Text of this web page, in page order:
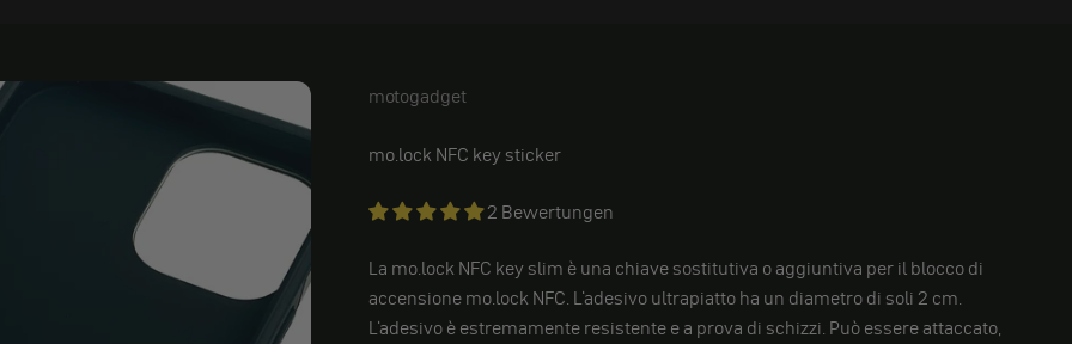
motogadget
motogadget
mo.lock NFC key sticker
2 Bewertungen
La mo.lock NFC key slim è una chiave sostitutiva o aggiuntiva per il blocco di
accensione mo.lock NFC. L'adesivo ultrapiatto ha un diametro di soli 2 cm.
L'adesivo è estremamente resistente e a prova di schizzi. Può essere attaccato,